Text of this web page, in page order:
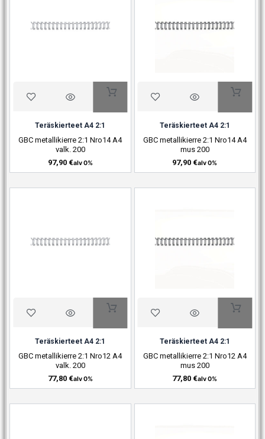
Teräskierteet A4 2:1
GBC metallikierre 2:1 Nro14 A4
valk. 200
97,90 €alv 0%
Teräskierteet A4 2:1
GBC metallikierre 2:1 Nro14 A4
mus 200
97,90 €alv 0%
Teräskierteet A4 2:1
GBC metallikierre 2:1 Nro12 A4
valk. 200
77,80 €alv 0%
Teräskierteet A4 2:1
GBC metallikierre 2:1 Nro12 A4
mus 200
77,80 €alv 0%